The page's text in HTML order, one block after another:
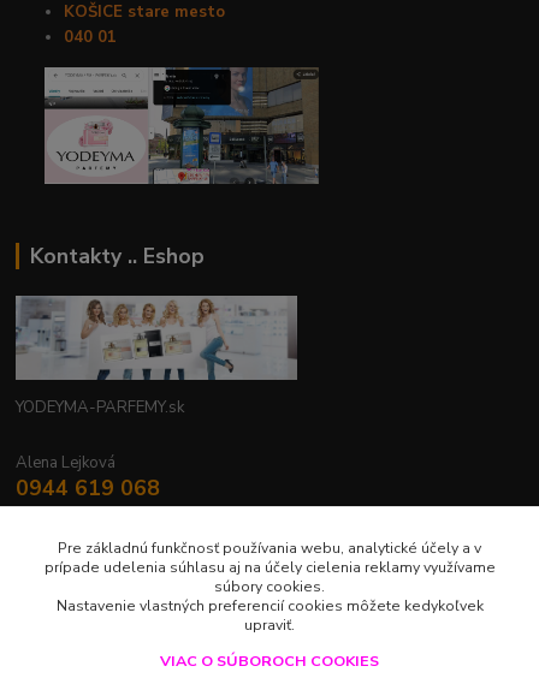
KOŠICE stare mesto
040 01
Kontakty .. Eshop
YODEYMA-PARFEMY.sk
Alena Lejková
0944 619 068
Nonstop
yodeyma.parfemy@gmail.com
Pre základnú funkčnosť používania webu, analytické účely a v
prípade udelenia súhlasu aj na účely cielenia reklamy využívame
súbory cookies.
Nastavenie vlastných preferencií cookies môžete kedykoľvek
upraviť.
VIAC O SÚBOROCH COOKIES